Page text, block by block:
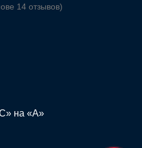
14 отзывов)
на «A»